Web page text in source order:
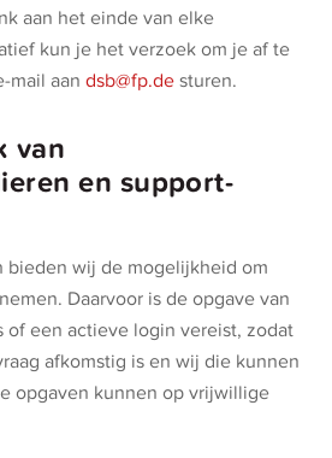
aan het einde van elke
kun je het verzoek om je af te
mail aan dsb@fp.de sturen.
van
en support-
bieden wij de mogelijkheid om
Daarvoor is de opgave van
of een actieve login vereist, zodat
afkomstig is en wij die kunnen
opgaven kunnen op vrijwillige